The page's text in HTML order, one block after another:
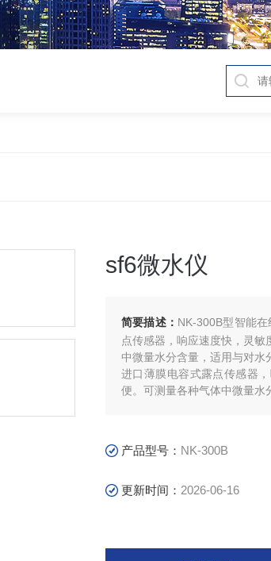
sf6微水仪
简要描述： NK-300B型智能
点传感器，响应速度快，灵
中微量水分含量，适用与对水
进口薄膜电容式露点传感器
便。可测量各种气体中微量水
产品型号： NK-300B
更新时间： 2026-06-16